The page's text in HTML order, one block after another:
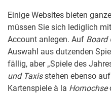
Einige Websites bieten ganze
müssen Sie sich lediglich
Account anlegen. Auf Board
Auswahl aus dutzenden
fällig, aber „Spiele des
und Taxisstehen ebenso
Kartenspiele à la Hornochse